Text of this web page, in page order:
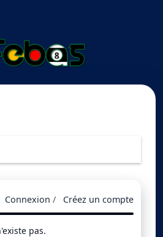
Connexion / Créez un compte
pas.